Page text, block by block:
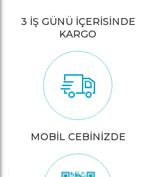
3 İŞ GÜNÜ İÇERİSİNDE
KARGO
MOBİL CEBİNİZDE